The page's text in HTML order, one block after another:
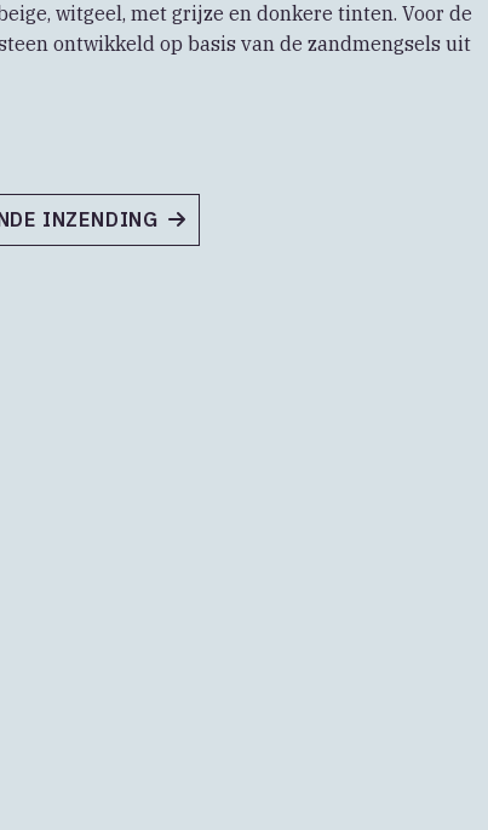
witgeel, met grijze en donkere tinten. Voor de
ontwikkeld op basis van de zandmengsels uit
INZENDING